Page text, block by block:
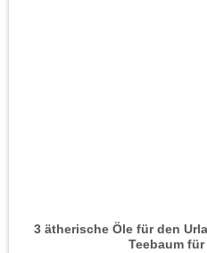
3 ätherische Öle für den
Teebaum